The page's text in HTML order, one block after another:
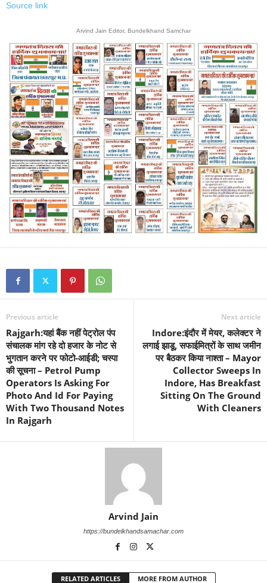
Source link
Arvind Jain Editor, Bundelkhand Samchar
Previous article
Rajgarh:यहां बैंक नहीं पेट्रोल पंप
संचालक मांग रहे दो हजार के नोट से
भुगतान करने पर फोटो-आईडी; चस्पा
की सूचना – Petrol Pump
Operators Is Asking For
Photo And Id For Paying
With Two Thousand Notes
In Rajgarh
Next article
Indore:इंदौर में मेयर, कलेक्टर ने
लगाई झाडू, सफाईमित्रों के साथ जमीन
पर बैठकर किया नाश्ता – Mayor
Collector Sweeps In
Indore, Has Breakfast
Sitting On The Ground
With Cleaners
Arvind Jain
https://bundelkhandsamachar.com
RELATED ARTICLES MORE FROM AUTHOR